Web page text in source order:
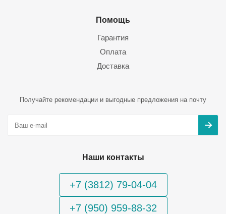
Помощь
Гарантия
Оплата
Доставка
Получайте рекомендации и выгодные предложения на почту
Наши контакты
+7 (3812) 79-04-04
+7 (950) 959-88-32